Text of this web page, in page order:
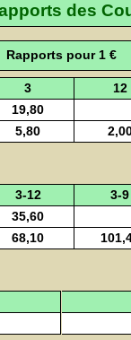
des
Rapports pour 1 €
3 12
19,80
5,80
3-12 3-9
35,60
68,10